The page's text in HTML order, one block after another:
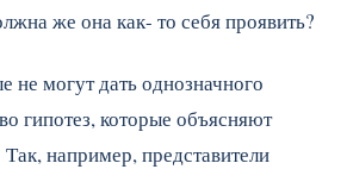
же она как- то себя проявить?
не могут дать однозначного
гипотез, которые объясняют
например, представители